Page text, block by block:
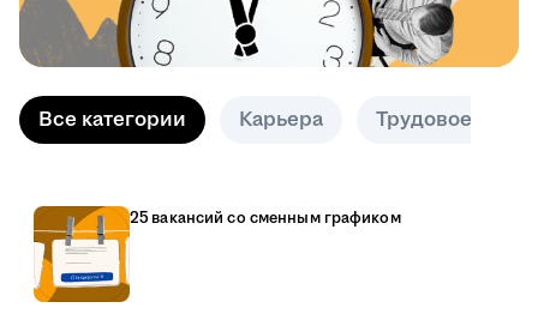
Все категории Карьера Трудовое право
25 вакансий со сменным графиком